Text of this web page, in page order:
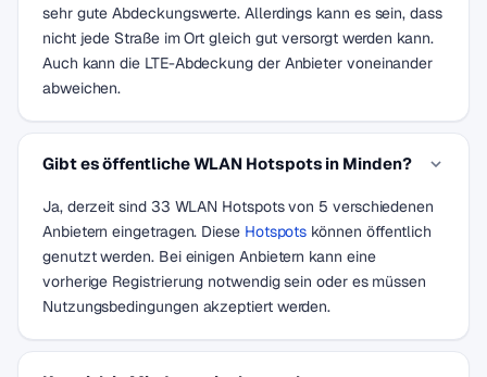
sehr gute Abdeckungswerte. Allerdings kann es sein, dass
nicht jede Straße im Ort gleich gut versorgt werden kann.
Auch kann die LTE-Abdeckung der Anbieter voneinander
abweichen.
Gibt es öffentliche WLAN Hotspots in Minden?
Ja, derzeit sind 33 WLAN Hotspots von 5 verschiedenen
Anbietern eingetragen. Diese Hotspots können öffentlich
genutzt werden. Bei einigen Anbietern kann eine
vorherige Registrierung notwendig sein oder es müssen
Nutzungsbedingungen akzeptiert werden.